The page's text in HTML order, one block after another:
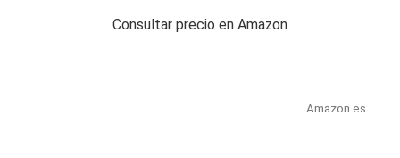
Consultar precio en Amazon
Amazon.es